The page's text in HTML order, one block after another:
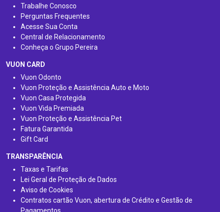
Trabalhe Conosco
Perguntas Frequentes
Acesse Sua Conta
Central de Relacionamento
Conheça o Grupo Pereira
VUON CARD
Vuon Odonto
Vuon Proteção e Assistência Auto e Moto
Vuon Casa Protegida
Vuon Vida Premiada
Vuon Proteção e Assistência Pet
Fatura Garantida
Gift Card
TRANSPARÊNCIA
Taxas e Tarifas
Lei Geral de Proteção de Dados
Aviso de Cookies
Contratos cartão Vuon, abertura de Crédito e Gestão de